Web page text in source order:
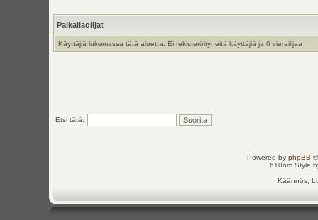
Paikallaolijat
Käyttäjiä lukemassa tätä aluetta: Ei rekisteröityneitä käyttäjiä ja 6 vierailijaa
Etsi tätä:
Powered by phpBB
610nm Style
Käännös,